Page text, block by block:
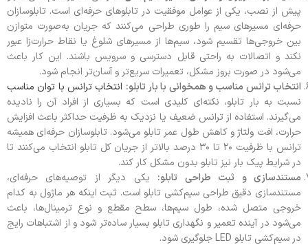
پیش از نصب، یکی از عوامل موفقیت در تابلوهای حرفه‌ای است. تابلو‌سازان
حرفه‌ای مسیرهای سیم را طوری طراحی می‌کنند که جریان به‌صورت متوازن
بین خروجی‌ها تقسیم شود، سیم‌ها از مسیرهای شلوغ یا نقاط حرارت‌زا عبور
نکند و اتصالات به راحتی قابل دسترسی و سرویس باشند. این کار باعث
می‌شود در صورت بروز مشکل، تعمیرات سریع‌تر و آسان‌تر انجام شود.
انتخاب ترانس مناسب و همخوانی با بار تابلو: انتخاب ترانس با توان مناسب
نسبت به بار تابلو، نکته‌ای کلیدی است که بسیاری از افراد آن را نادیده
می‌گیرند. استفاده از ترانس ضعیف یا نزدیک به ظرفیت حداکثر باعث افزایش
حرارت، افت ولتاژ و کاهش طول عمر تابلو می‌شود. تابلو‌سازان حرفه‌ای همیشه
ترانس با ظرفیت ۲۰ تا ۳۰ درصد بالاتر از جریان کل تابلو انتخاب می‌کنند تا
در شرایط پیک بار نیز تابلو بدون مشکل کار کند.
مستندسازی و ثبت طراحی تابلو: یکی دیگر از توصیه‌های حرفه‌ای،
مستندسازی دقیق طراحی سیم‌کشی تابلو است. ثبت اینکه هر ماژول به کدام
خروجی متصل شده، طول سیم‌ها، سطح مقطع و نوع ترمینال‌ها، باعث
می‌شود در آینده تعمیر و نگهداری تابلو بسیار ساده‌تر شود و از اشتباهات رایج
در سیم‌کشی تابلو LED جلوگیری شود.